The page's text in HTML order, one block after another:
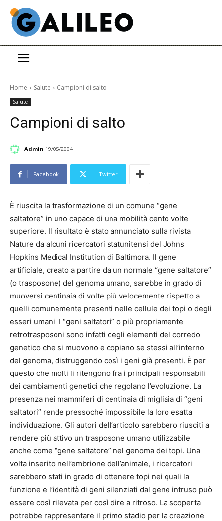
Home Salute Campioni di salto
Salute
Campioni di salto
Admin 19/05/2004
Facebook Twitter
È riuscita la trasformazione di un comune “gene
saltatore” in uno capace di una mobilità cento volte
superiore. Il risultato è stato annunciato sulla rivista
Nature da alcuni ricercatori statunitensi del Johns
Hopkins Medical Institution di Baltimora. Il gene
artificiale, creato a partire da un normale “gene saltatore”
(o trasposone) del genoma umano, sarebbe in grado di
muoversi centinaia di volte più velocemente rispetto a
quelli comunemente presenti nelle cellule dei topi o degli
esseri umani. I “geni saltatori” o più propriamente
retrotrasposoni sono infatti degli elementi del corredo
genetico che si muovono e copiano se stessi all’interno
del genoma, distruggendo così i geni già presenti. È per
questo che molti li ritengono fra i principali responsabili
dei cambiamenti genetici che regolano l’evoluzione. La
presenza nei mammiferi di centinaia di migliaia di “geni
saltatori” rende pressoché impossibile la loro esatta
individuazione. Gli autori dell’articolo sarebbero riusciti a
rendere più attivo un trasposone umano utilizzabile
anche come “gene saltatore” nel genoma dei topi. Una
volta inserito nell’embrione dell’animale, i ricercatori
sarebbero stati in grado di ottenere topi nei quali la
funzione e l’identità di geni silenziati dal gene intruso può
essere così rilevata per così dire a ritroso. La scoperta
potrebbe rappresentare il primo stadio per la creazione